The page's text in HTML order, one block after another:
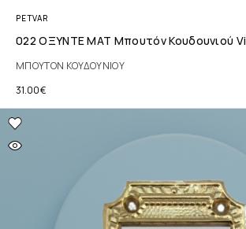
PETVAR
022 ΟΞΥΝΤΕ ΜΑΤ Μπουτόν Κουδουνιού
ΜΠΟΥΤΟΝ ΚΟΥΔΟΥΝΙΟΥ
31.00€